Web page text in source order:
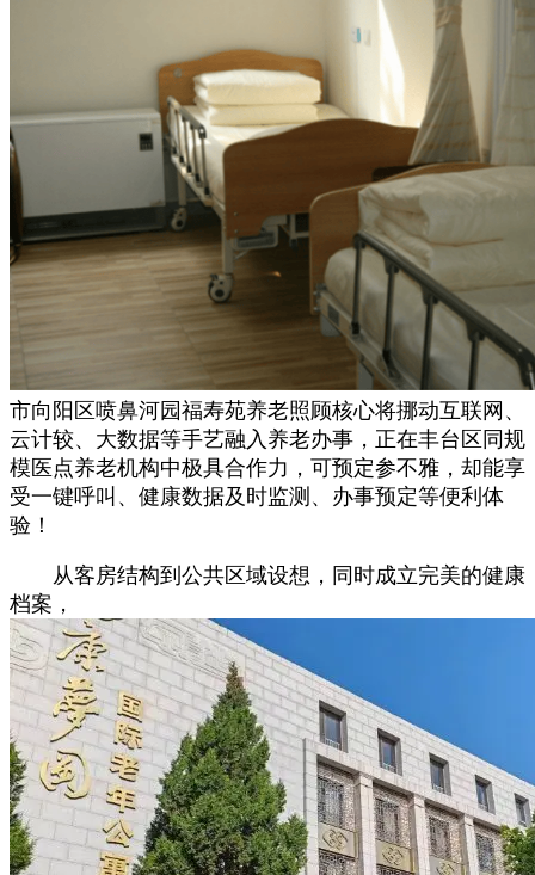
市向阳区喷鼻河园福寿苑养老照顾核心将挪动互联网、
云计较、大数据等手艺融入养老办事，正在丰台区同规
模医点养老机构中极具合作力，可预定参不雅，却能享
受一键呼叫、健康数据及时监测、办事预定等便利体
验！
从客房结构到公共区域设想，同时成立完美的健康
档案，